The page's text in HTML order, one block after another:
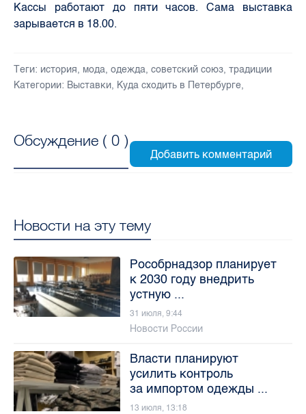
Кассы работают до пяти часов. Сама выставка
зарывается в 18.00.
Теги: история, мода, одежда, советский союз, традиции
Категории: Выставки, Куда сходить в Петербурге,
Обсуждение ( 0 )
Новости на эту тему
Рособрнадзор планирует
к 2030 году внедрить
устную ...
31 июля, 9:44
Новости России
Власти планируют
усилить контроль
за импортом одежды ...
13 июля, 13:18